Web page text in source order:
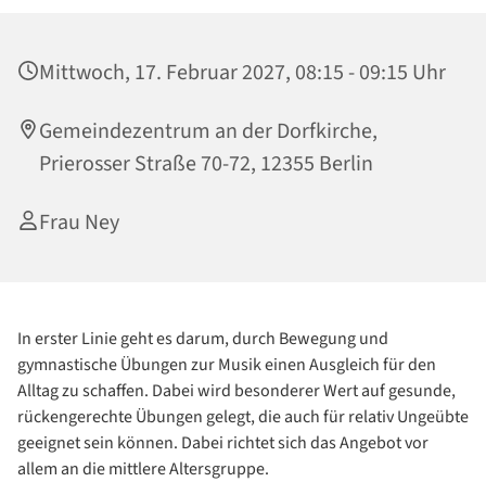
Mittwoch, 17. Februar 2027, 08:15 - 09:15 Uhr
Gemeindezentrum an der Dorfkirche,
Prierosser Straße 70-72, 12355 Berlin
Frau Ney
In erster Linie geht es darum, durch Bewegung und
gymnastische Übungen zur Musik einen Ausgleich für den
Alltag zu schaffen. Dabei wird besonderer Wert auf gesunde,
rückengerechte Übungen gelegt, die auch für relativ Ungeübte
geeignet sein können. Dabei richtet sich das Angebot vor
allem an die mittlere Altersgruppe.